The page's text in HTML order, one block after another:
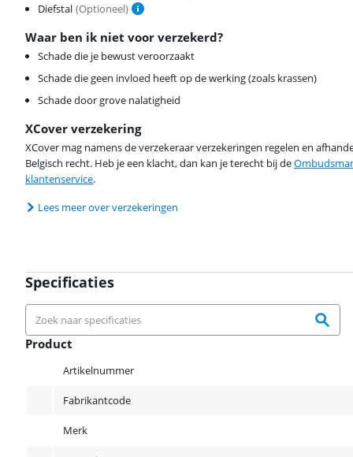
Diefstal (Optioneel)
Waar ben ik niet voor verzekerd?
Schade die je bewust veroorzaakt
Schade die geen invloed heeft op de werking (zoals krassen)
Schade door grove nalatigheid
XCover verzekering
XCover mag namens de verzekeraar verzekeringen regelen en
Belgisch recht. Heb je een klacht, dan kan je terecht bij de
klantenservice.
Lees meer over verzekeringen
Specificaties
Product
Artikelnummer
Fabrikantcode
Merk